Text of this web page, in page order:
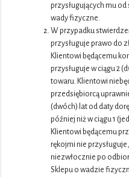
przysługujących mu
wady fizyczne.
W przypadku
przysługuje prawo do
Klientowi będącemu
przysługuje w ciągu 2
towaru. Klientowi
przedsiębiorcą
(dwóch) lat od daty
później niż w ciągu 1
Klientowi będącemu
rękojmi nie
niezwłocznie po
Sklepu o wadzie